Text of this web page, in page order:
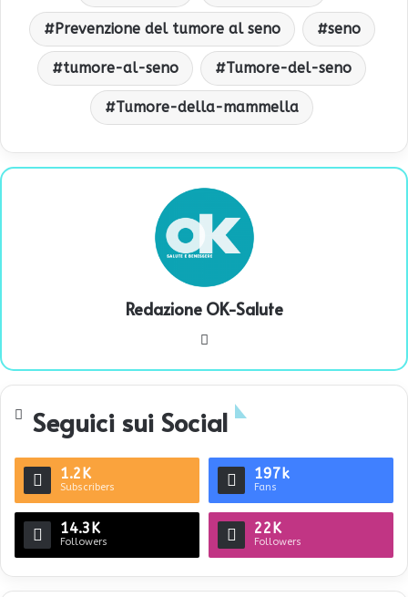
Prevenzione del tumore al seno seno
tumore-al-seno Tumore-del-seno
Tumore-della-mammella
Redazione OK-Salute
te
Seguici sui Social
1.2K
Subscribers
197k
Fans
14.3K
Followers
22K
Followers